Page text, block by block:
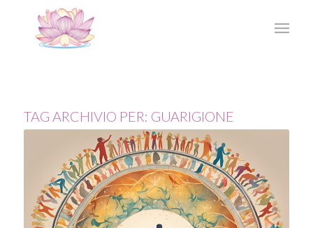
TAG ARCHIVIO PER: GUARIGIONE